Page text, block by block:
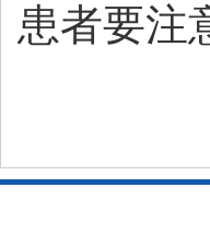
患者要注